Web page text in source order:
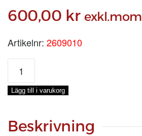
600,00 kr
Artikelnr: 2609010
MÄRLSPIK
tum
MED
mängd
Lägg till i varukorg
Beskrivning